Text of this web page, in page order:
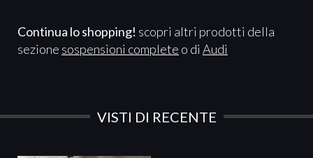
Continua lo shopping! scopri altri prodotti della
sezione sospensioni complete o di Audi
VISTI DI RECENTE